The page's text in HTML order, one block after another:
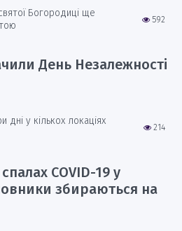
592
Богородиці ще
День Незалежності
214
дні у кількох локаціях
COVID-19 у
збираються на